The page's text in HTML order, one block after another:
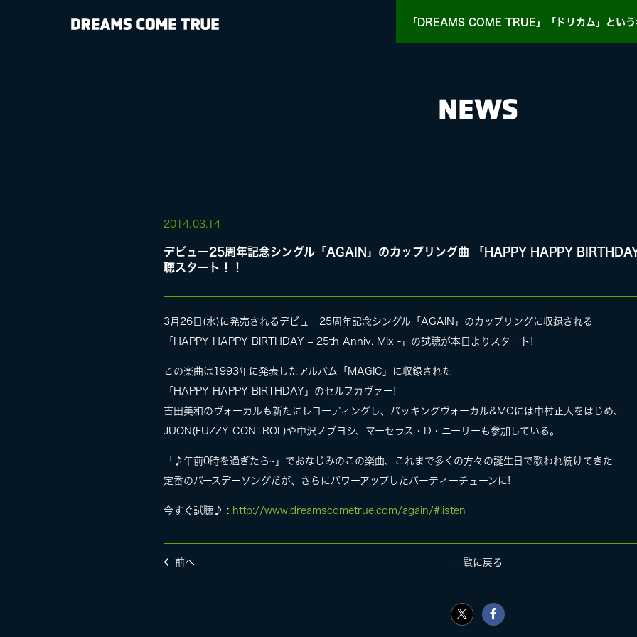
「DREAMS COME TRUE」「ドリカム」 とい
LIVE
SPECIAL SITE
NEWS
2014. 03.14
デビュー25周年記念シングル「AGAIN」のカップリング曲 「HAPPY HAPPY
聴スタート！！
3月26日(水)に発売されるデビュー25周年記念シングル「AGAIN」のカップリングに収録される
「HAPPY HAPPY BIRTHDAY – 25th Anniv. Mix -」の試聴が本日よりスタート!
この楽曲は1993年に発表したアルバム「MAGIC」に収録された
「HAPPY HAPPY BIRTHDAY」のセルフカヴァー!
吉田美和のヴォーカルも新たにレコーディングし、バッキングヴォーカル&MCには中村正人をはじめ、
JUON(FUZZY CONTROL)や中沢ノブヨシ、マーセラス・D・ニーリーも参加している。
「♪午前0時を過ぎたら~」でおなじみのこの楽曲、これまで多くの方々の誕生日で歌われ続けてきた
定番のバースデーソングだが、さらにパワーアップしたパーティーチューンに!
今すぐ試聴♪ : http://www.dreamscometrue.com/again/#listen
前へ 一覧に戻る